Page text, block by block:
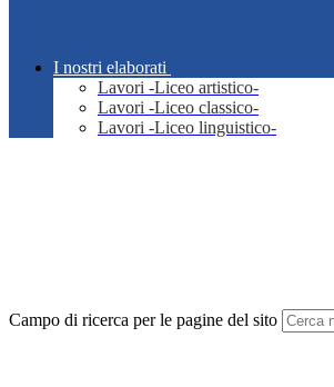
I nostri elaborati
Lavori -Liceo artistico-
Lavori -Liceo classico-
Lavori -Liceo linguistico-
Campo di ricerca per le pagine del sito